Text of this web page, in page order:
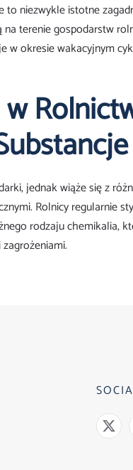
niezwykle istotne
terenie gospodarstw
w okresie wakacyjnym
jednak wiąże się z
Rolnicy regularnie
rodzaju chemikalia,